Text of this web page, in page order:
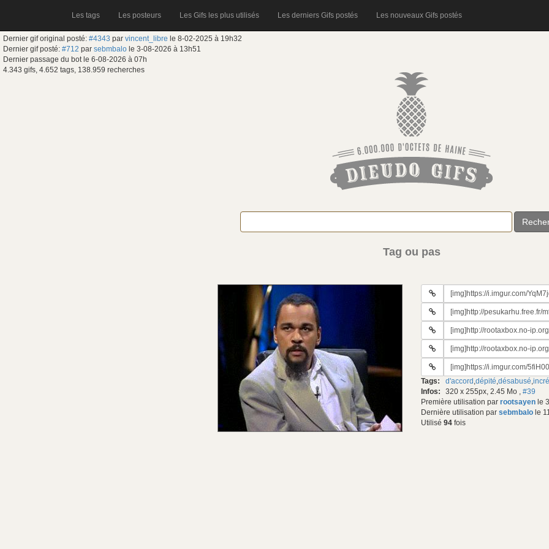
Les tags Les posteurs Les Gifs les plus utilisés Les derniers Gifs postés Les nouveaux Gifs postés
Dernier gif original posté: #4343 par vincent_libre le 8-02-2025 à 19h32
Dernier gif posté: #712 par sebmbalo le 3-08-2026 à 13h51
Dernier passage du bot le 6-08-2026 à 07h
4.343 gifs, 4.652 tags, 138.959 recherches
Tag ou pas
URL
gif:
URL
gif:
URL
gif:
URL
gif:
URL
du
gif:
Tags: d'accord ,dépité,désabusé,
Infos: 320 x 255px, 2.45 Mo , #39
Première utilisation par rootsayen le
Dernière utilisation par sebmbalo le
Utilisé 94 fois